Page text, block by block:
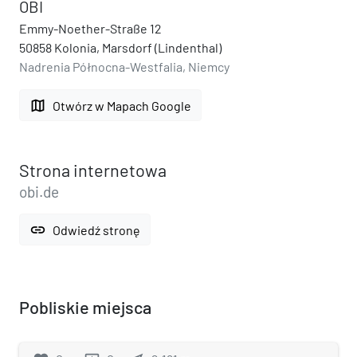
OBI
Emmy-Noether-Straße 12
50858 Kolonia, Marsdorf (Lindenthal)
Nadrenia Północna-Westfalia, Niemcy
map Otwórz w Mapach Google
Strona internetowa
obi.de
link Odwiedź stronę
Pobliskie miejsca